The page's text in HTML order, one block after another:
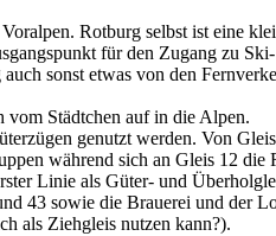
Rotburg selbst ist eine
für den Zugang zu
sonst etwas von den
vom Städtchen auf in die Alpen.
genutzt werden. Von
während sich an Gleis 12
Linie als Güter- und
43 sowie die Brauerei und der
als Ziehgleis nutzen kann?).